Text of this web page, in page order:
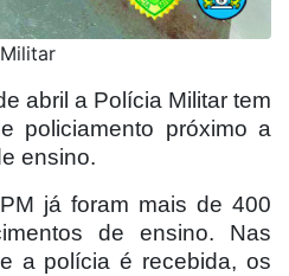
abril a Polícia Militar tem
policiamento próximo a
ensino.
já foram mais de 400
de ensino. Nas
a polícia é recebida, os